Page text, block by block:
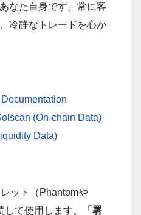
なた自身です。常に客
冷静なトレードを心が
(On-chain Data)
Data)
ット（Phantomや
て使用します。
「署